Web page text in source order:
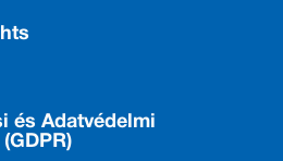
és Adatvédelmi